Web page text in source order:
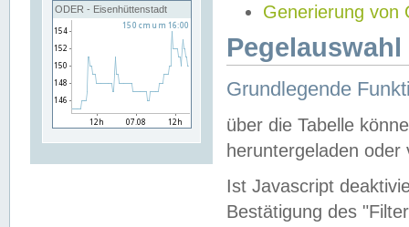
ODER - Eisenhüttenstadt
Generierung von
Grundlegende
über die Tabelle
heruntergeladen oder
Ist Javascript
Bestätigung des